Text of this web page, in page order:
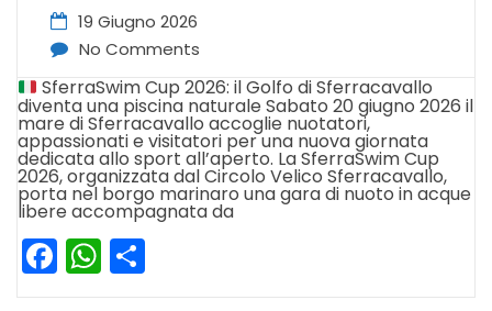
19 Giugno 2026
No Comments
SferraSwim Cup 2026: il Golfo di Sferracavallo
diventa una piscina naturale Sabato 20 giugno 2026 il
mare di Sferracavallo accoglie nuotatori,
appassionati e visitatori per una nuova giornata
dedicata allo sport all’aperto. La SferraSwim Cup
2026, organizzata dal Circolo Velico Sferracavallo,
porta nel borgo marinaro una gara di nuoto in acque
libere accompagnata da
Facebook
WhatsApp